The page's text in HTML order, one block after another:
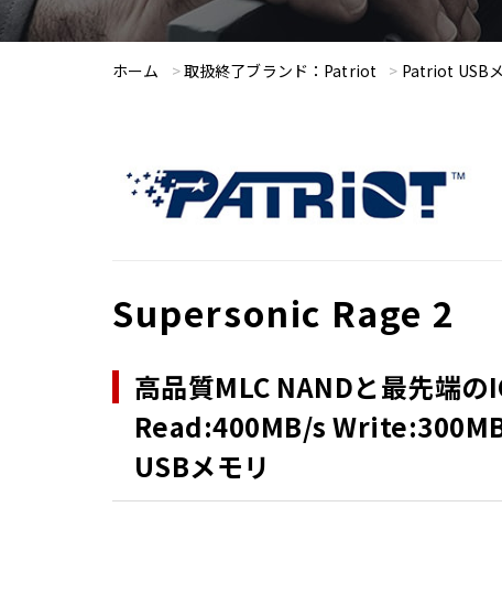
ホーム >取扱終了ブランド：Patriot > Patriot USB
Supersonic Rage 2
高品質MLC NANDと最先端の
Read:400MB/s
USBメモリ